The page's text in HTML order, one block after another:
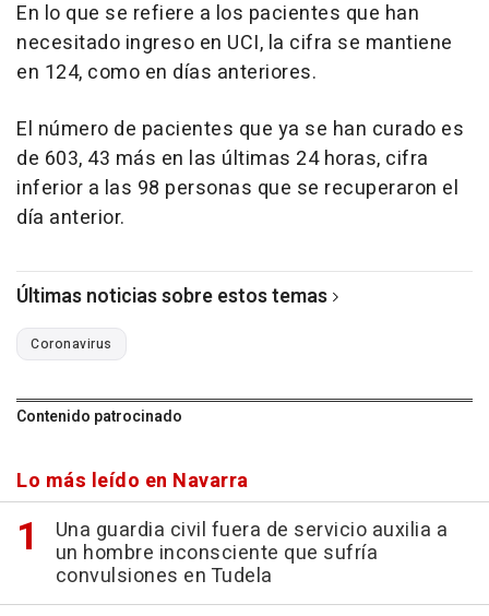
En lo que se refiere a los pacientes que han
necesitado ingreso en UCI, la cifra se mantiene
en 124, como en días anteriores.
El número de pacientes que ya se han curado es
de 603, 43 más en las últimas 24 horas, cifra
inferior a las 98 personas que se recuperaron el
día anterior.
Últimas noticias sobre estos temas
Coronavirus
Contenido patrocinado
Lo más leído en Navarra
Una guardia civil fuera de servicio auxilia a
un hombre inconsciente que sufría
convulsiones en Tudela